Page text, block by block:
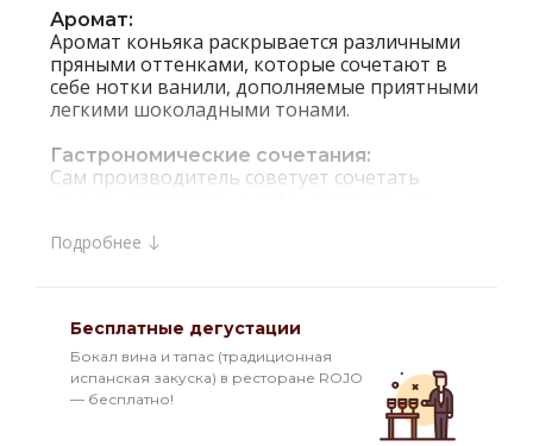
Аромат:
Аромат коньяка раскрывается различными
пряными оттенками, которые сочетают в
себе нотки ванили, дополняемые приятными
легкими шоколадными тонами.
Гастрономические сочетания:
Сам производитель советует сочетать
Казахстана обладают незаурядным вкусом,
тонким букетным ароматом, великолепным
и располагающим видом. Данная продукция
пользуется большой популярностью и имеет
Подробнее
Бесплатные дегустации
Бокал вина и тапас (традиционная
испанская закуска) в ресторане ROJO
— бесплатно!